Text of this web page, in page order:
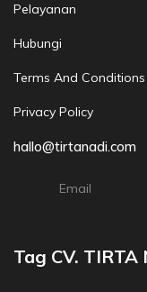
Pelayanan
Hubungi
Terms And
Privacy Policy
hallo@tirtanadi.com
Email
Tag CV. TIRTA